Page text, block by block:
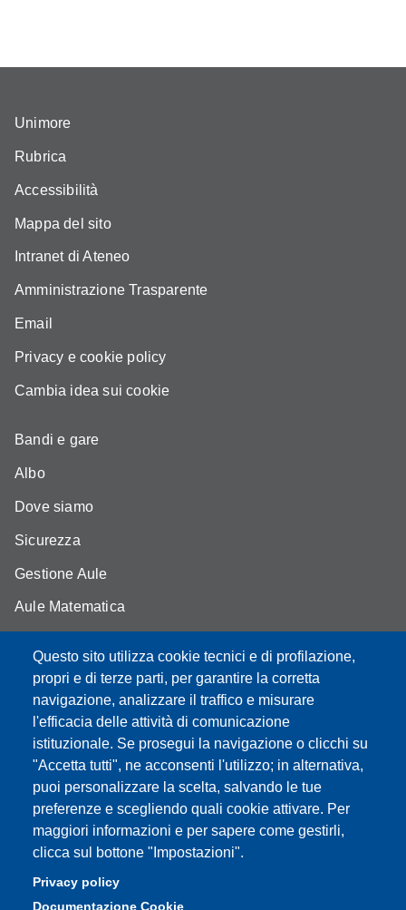
Questo sito utilizza cookie tecnici e di profilazione,
propri e di terze parti, per garantire la corretta
navigazione, analizzare il traffico e misurare
l'efficacia delle attività di comunicazione
istituzionale. Se prosegui la navigazione o clicchi su
"Accetta tutti", ne acconsenti l'utilizzo; in alternativa,
puoi personalizzare la scelta, salvando le tue
preferenze e scegliendo quali cookie attivare. Per
maggiori informazioni e per sapere come gestirli,
clicca sul bottone "Impostazioni".
Privacy policy
Documentazione Cookie
Unimore
Rubrica
Accessibilità
Mappa del sito
Intranet di Ateneo
Amministrazione Trasparente
Email
Privacy e cookie policy
Cambia idea sui cookie
Bandi e gare
Albo
Dove siamo
Sicurezza
Gestione Aule
Aule Matematica
Portale studenti
Moodle didattica online
Partita IVA: 00427620364
Dipartimento di Scienze Fisiche, Informatiche, Matematiche
Sede: Via Campi 213/A - 41125 Modena, Italy
dipfim@pec.unimore.it